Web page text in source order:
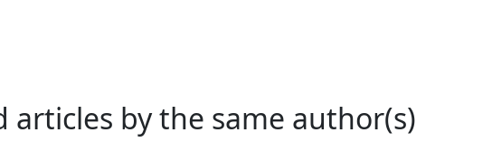
articles by the same author(s)